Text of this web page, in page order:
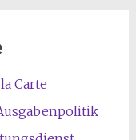
Carte